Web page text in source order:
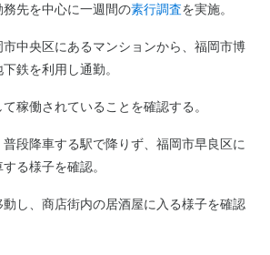
先を中心に一週間の素行調査を実施。
中央区にあるマンションから、福岡市博
鉄を利用し通勤。
稼働されていることを確認する。
段降車する駅で降りず、福岡市早良区に
る様子を確認。
し、商店街内の居酒屋に入る様子を確認